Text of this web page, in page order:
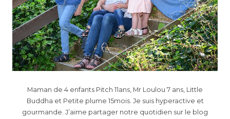
Maman de 4 enfants Pitch 11ans, Mr Loulou 7 ans, Little
Buddha et Petite plume 15mois. Je suis hyperactive et
gourmande. J’aime partager notre quotidien sur le blog